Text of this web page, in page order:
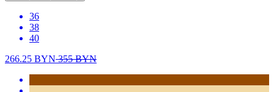
36
38
40
266.25 BYN355BYN